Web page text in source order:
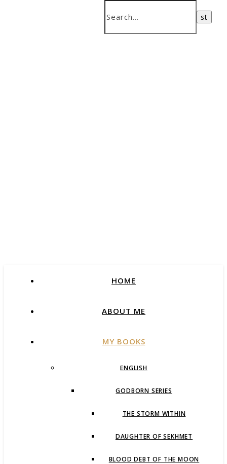
HOME
ABOUT ME
MY BOOKS
ENGLISH
GODBORN SERIES
THE STORM WITHIN
DAUGHTER OF SEKHMET
BLOOD DEBT OF THE MOON